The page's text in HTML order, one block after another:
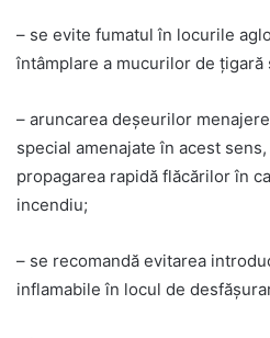
– se evite fumatul în locurile
întâmplare a mucurilor de
– aruncarea deșeurilor
special amenajate în acest
propagarea rapidă flăcărilor în
incendiu;
– se recomandă evitarea
inflamabile în locul de